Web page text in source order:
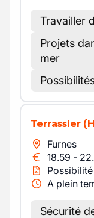
Travailler
Projets
mer
Terrassier
Furnes
18.59 -
A plein
Sécurité